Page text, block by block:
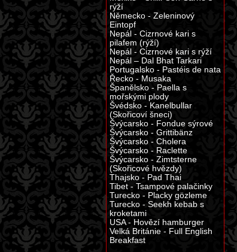
rýží
Německo - Zeleninový
Eintopf
Nepál - Cizrnové kari s
pilafem (rýží)
Nepál - Cizrnové kari s rýží
Nepál – Dal Bhat Tarkari
Portugalsko - Pastéis de nata
Řecko - Musaka
Španělsko - Paella s
mořskými plody
Švédsko - Kanelbullar
(Skořicoví šneci)
Švýcarsko - Fondue sýrové
Švýcarsko - Grittibänz
Švýcarsko - Cholera
Švýcarsko - Raclette
Švýcarsko - Zimtsterne
(Skořicové hvězdy)
Thajsko - Pad Thai
Tibet - Tsampové palačinky
Turecko - Placky gözleme
Turecko - Seekh kebab s
kroketami
USA - Hovězí hamburger
Velká Británie - Full English
Breakfast